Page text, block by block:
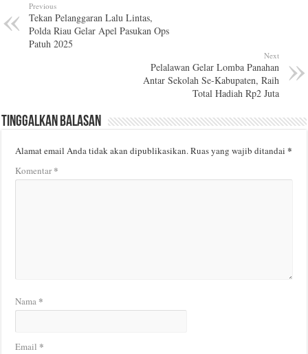
Previous
Tekan Pelanggaran Lalu Lintas,
Polda Riau Gelar Apel Pasukan Ops
Patuh 2025
Next
Pelalawan Gelar Lomba Panahan
Antar Sekolah Se-Kabupaten, Raih
Total Hadiah Rp2 Juta
Tinggalkan Balasan
Alamat email Anda tidak akan dipublikasikan.Ruas yang wajib ditandai*
Komentar*
Nama *
Email *